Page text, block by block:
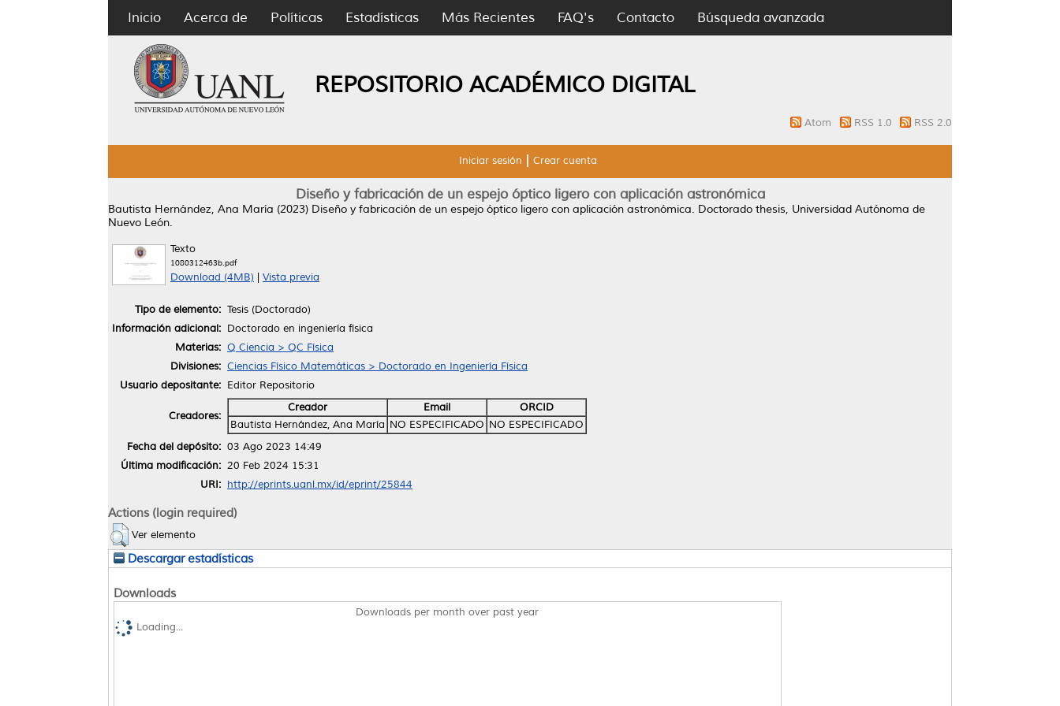
Inicio Acerca de Políticas Estadísticas Más Recientes FAQ's Contacto Búsqueda avanzada
REPOSITORIO ACADÉMICO DIGITAL
Atom RSS 1.0 RSS 2.0
Iniciar sesión Crear cuenta
Diseño y fabricación de un espejo óptico ligero con aplicación astronómica
Bautista Hernández, Ana María (2023) Diseño y fabricación de un espejo óptico ligero con aplicación astronómica. Doctorado thesis, Universidad Autónoma de
Nuevo León.
Texto
1080312463b.pdf
Download (4MB) Vista previa
Tipo de elemento: Tesis (Doctorado)
Información adicional: Doctorado en ingeniería física
Materias: Q Ciencia > QC Física
Divisiones: Ciencias Físico Matemáticas > Doctorado en Ingeniería Física
Usuario depositante: Editor Repositorio
Creadores:
Creador Email
ORCID
Bautista Hernández, Ana María NO ESPECIFICADO NO ESPECIFICADO
Fecha del depósito: 03 Ago 2023 14:49
Última modificación: 20 Feb 2024 15:31
URI: http://eprints.uanl.mx/id/eprint/25844
Actions (login required)
Ver elemento
Descargar estadísticas
Downloads
Downloads per month over past year
Loading...